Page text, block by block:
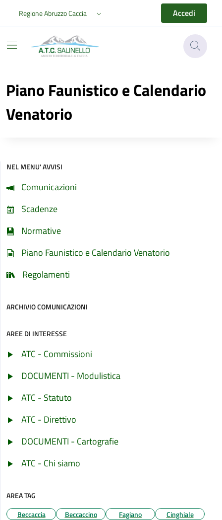
Regione Abruzzo Caccia Accedi
ATC Salinello
Piano Faunistico e Calendario
Venatorio
NEL MENU' AVVISI
Comunicazioni
Scadenze
Normative
Piano Faunistico e Calendario Venatorio
Regolamenti
ARCHIVIO COMUNICAZIONI
AREE DI INTERESSE
ATC - Commissioni
DOCUMENTI - Modulistica
ATC - Statuto
ATC - Direttivo
DOCUMENTI - Cartografie
ATC - Chi siamo
AREA TAG
Beccaccia
Beccaccino Fagiano
Cinghiale